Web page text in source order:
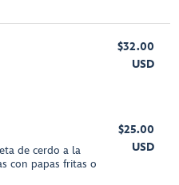
$32.00
USD
de cerdo a la
con papas fritas o
$25.00
USD